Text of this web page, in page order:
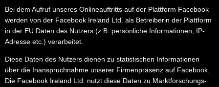
Bei dem Aufruf unseres Onlineauftritts auf der Plattform Facebook
werden von der Facebook Ireland Ltd. als Betreiberin der Plattform
in der EU Daten des Nutzers (z.B. persönliche Informationen, IP-
Adresse etc.) verarbeitet.
Diese Daten des Nutzers dienen zu statistischen Informationen
über die Inanspruchnahme unserer Firmenpräsenz auf Facebook.
Die Facebook Ireland Ltd. nutzt diese Daten zu Marktforschungs-